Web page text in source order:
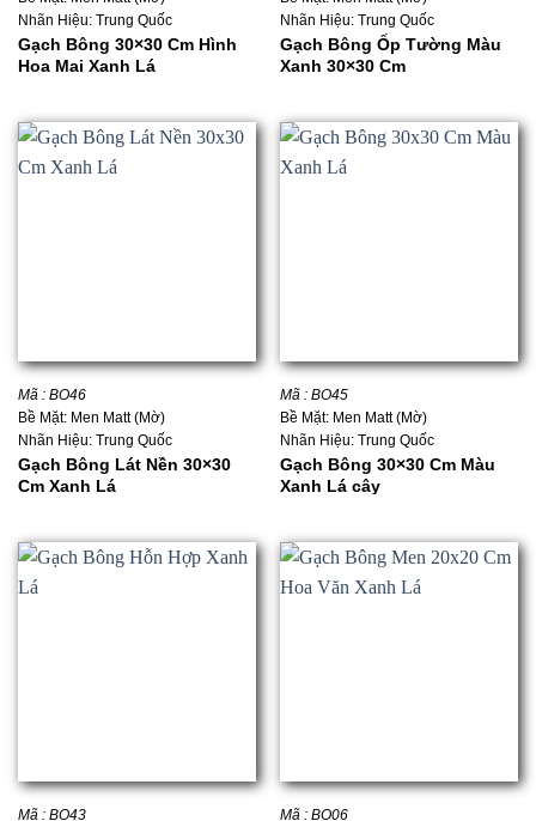
Nhãn Hiệu: Trung Quốc
Gạch Bông 30×30 Cm Hình
Hoa Mai Xanh Lá
Nhãn Hiệu: Trung Quốc
Gạch Bông Ốp Tường Màu
Xanh 30×30 Cm
Mã : BO46
Bề Mặt: Men Matt (Mờ)
Nhãn Hiệu: Trung Quốc
Gạch Bông Lát Nền 30×30
Cm Xanh Lá
Mã : BO45
Bề Mặt: Men Matt (Mờ)
Nhãn Hiệu: Trung Quốc
Gạch Bông 30×30 Cm Màu
Xanh Lá cây
Mã : BO43
Mã : BO06